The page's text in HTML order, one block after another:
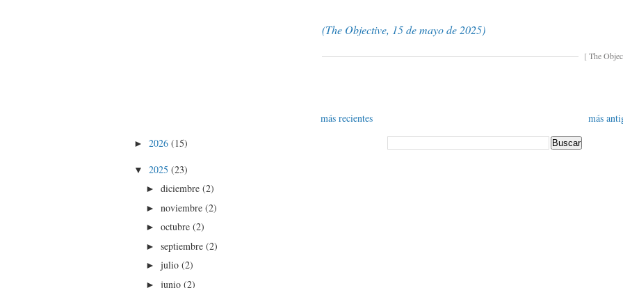
(The Objective, 15 de mayo de 2025)
[The
más recientes más
►2026(15)
▼2025(23)
►diciembre(2)
►noviembre(2)
►octubre(2)
►septiembre(2)
►julio(2)
►junio(2)